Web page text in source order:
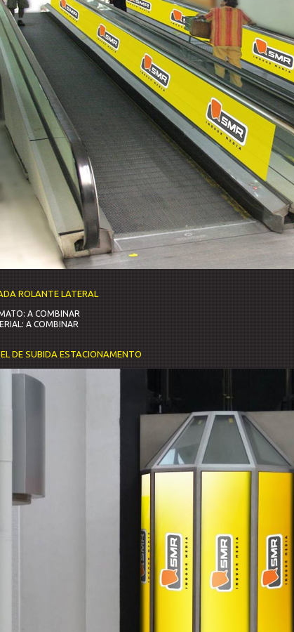
ROLANTE LATERAL
A COMBINAR
A COMBINAR
DE SUBIDA ESTACIONAMENTO